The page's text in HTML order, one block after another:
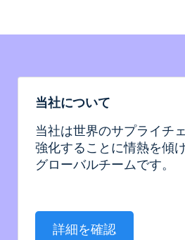
当社について
当社は世界のサプライチ
強化することに情熱を傾
グローバルチームです。
詳細を確認